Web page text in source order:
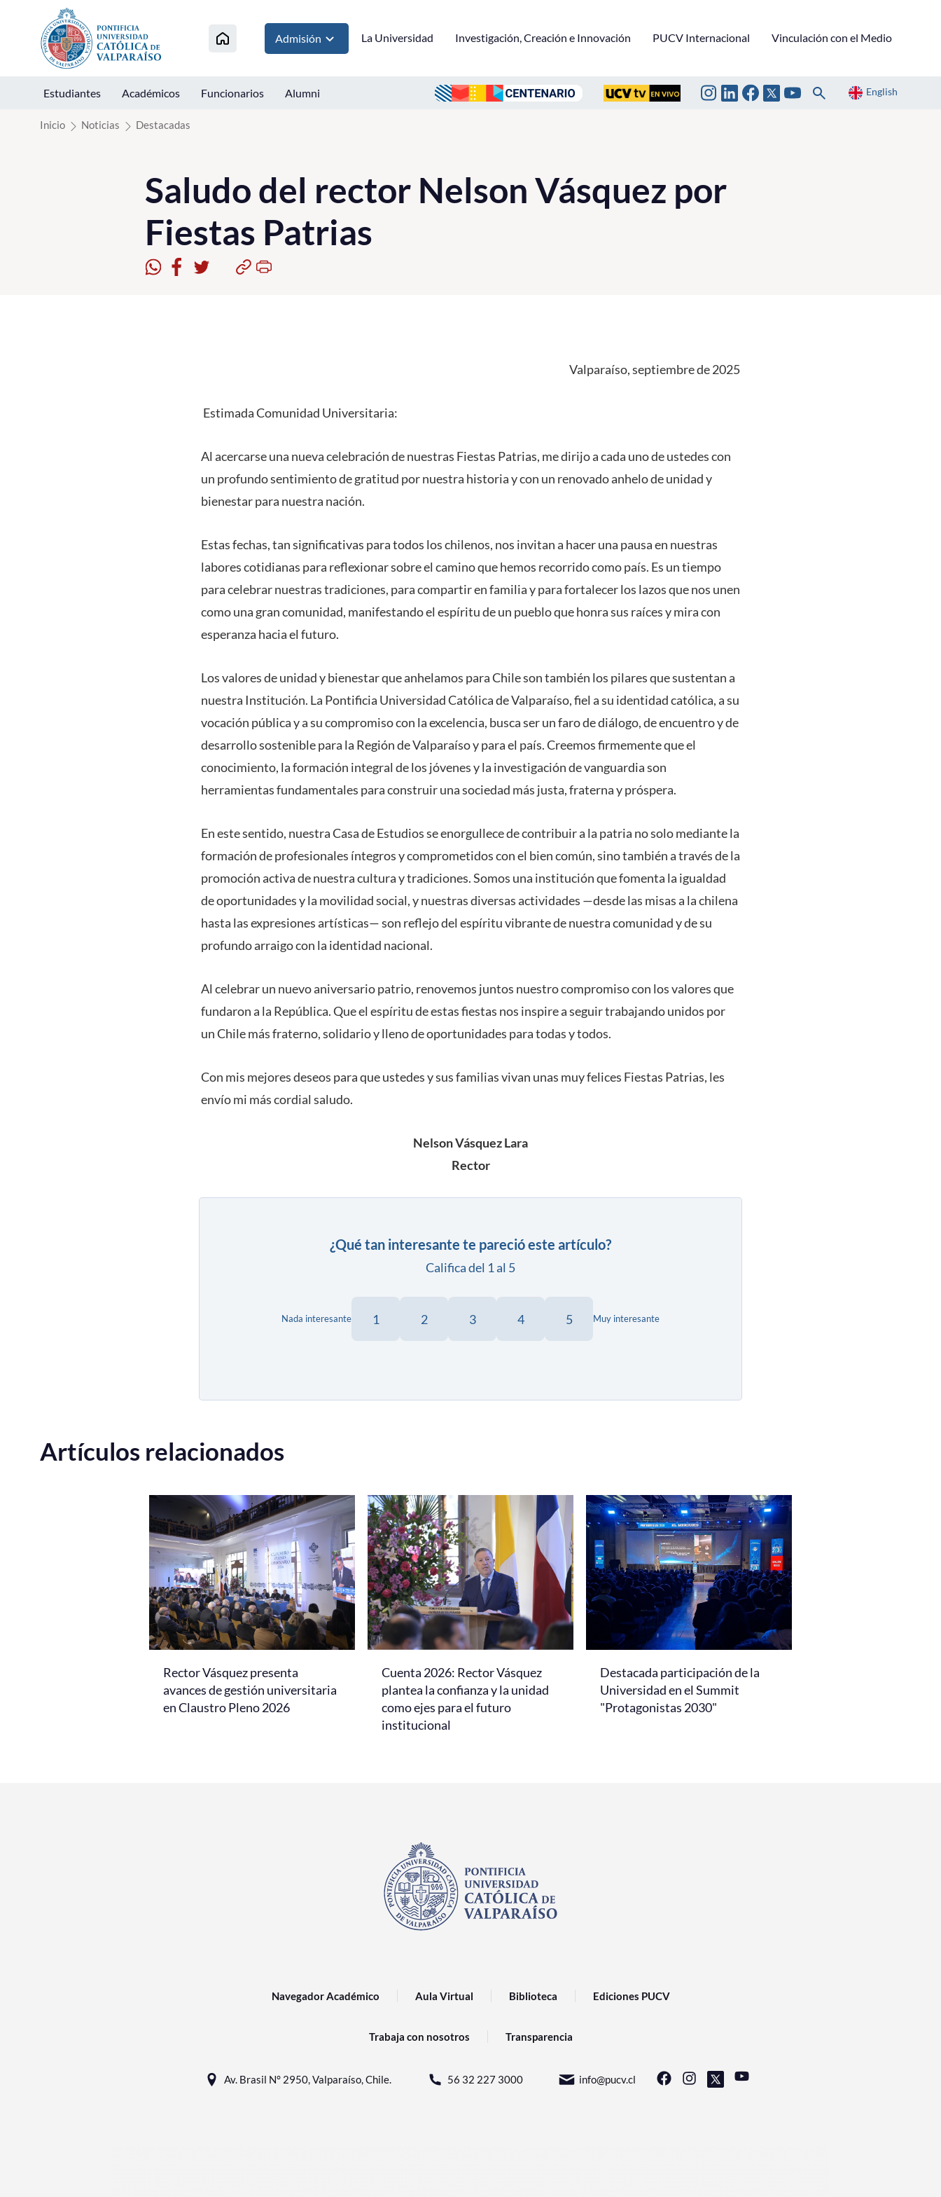
Click acá para ir directamente al contenido
Admisión La Universidad Investigación, Creación e Innovación PUCV Internacional Vinculación con el Medio
Estudiantes Académicos Funcionarios Alumni English
Inicio Noticias Destacadas
Saludo del rector Nelson Vásquez por
Fiestas Patrias
Valparaíso, septiembre de 2025
Estimada Comunidad Universitaria:
Al acercarse una nueva celebración de nuestras Fiestas Patrias, me dirijo a cada uno de ustedes con
un profundo sentimiento de gratitud por nuestra historia y con un renovado anhelo de unidad y
bienestar para nuestra nación.
Estas fechas, tan significativas para todos los chilenos, nos invitan a hacer una pausa en nuestras
labores cotidianas para reflexionar sobre el camino que hemos recorrido como país. Es un tiempo
para celebrar nuestras tradiciones, para compartir en familia y para fortalecer los lazos que nos unen
como una gran comunidad, manifestando el espíritu de un pueblo que honra sus raíces y mira con
esperanza hacia el futuro.
Los valores de unidad y bienestar que anhelamos para Chile son también los pilares que sustentan a
nuestra Institución. La Pontificia Universidad Católica de Valparaíso, fiel a su identidad católica, a su
vocación pública y a su compromiso con la excelencia, busca ser un faro de diálogo, de encuentro y de
desarrollo sostenible para la Región de Valparaíso y para el país. Creemos firmemente que el
conocimiento, la formación integral de los jóvenes y la investigación de vanguardia son
herramientas fundamentales para construir una sociedad más justa, fraterna y próspera.
En este sentido, nuestra Casa de Estudios se enorgullece de contribuir a la patria no solo mediante la
formación de profesionales íntegros y comprometidos con el bien común, sino también a través de la
promoción activa de nuestra cultura y tradiciones. Somos una institución que fomenta la igualdad
de oportunidades y la movilidad social, y nuestras diversas actividades —desde las misas a la chilena
hasta las expresiones artísticas— son reflejo del espíritu vibrante de nuestra comunidad y de su
profundo arraigo con la identidad nacional.
Al celebrar un nuevo aniversario patrio, renovemos juntos nuestro compromiso con los valores que
fundaron a la República. Que el espíritu de estas fiestas nos inspire a seguir trabajando unidos por
un Chile más fraterno, solidario y lleno de oportunidades para todas y todos.
Con mis mejores deseos para que ustedes y sus familias vivan unas muy felices Fiestas Patrias, les
envío mi más cordial saludo.
Nelson Vásquez Lara
Rector
¿Qué tan interesante te pareció este artículo?
Califica del 1 al 5
Nada interesante 1 2 3 4 5 Muy interesante
Artículos relacionados
Rector Vásquez presenta
avances de gestión universitaria
en Claustro Pleno 2026
Cuenta 2026: Rector Vásquez
plantea la confianza y la unidad
como ejes para el futuro
institucional
Destacada participación de la
Universidad en el Summit
"Protagonistas 2030"
Navegador Académico Aula Virtual Biblioteca Ediciones PUCV
Trabaja con nosotros Transparencia
Av. Brasil N° 2950, Valparaíso, Chile. 56 32 227 3000 info@pucv.cl